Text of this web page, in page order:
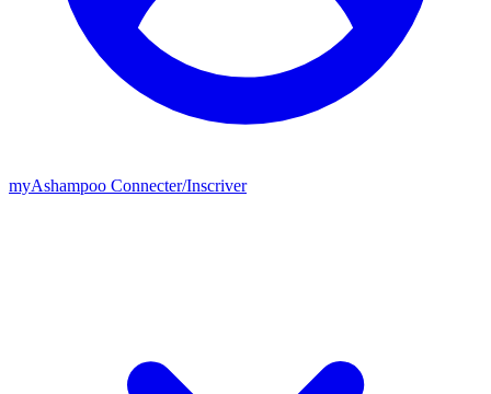
myAshampoo Connecter/Inscriver